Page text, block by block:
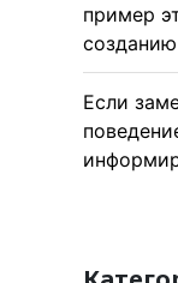
пример
Если